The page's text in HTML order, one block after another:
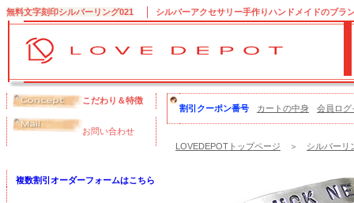
無料文字刻印シルバーリング021 シルバーアクセサリー手作りハンドメイドのブラ
こだわり＆特徴
お問い合わせ
複数割引オーダーフォームはこちら
割引クーポン番号 カートの中身 会員ログ
LOVEDEPOTトップページ ＞ シルバーリ